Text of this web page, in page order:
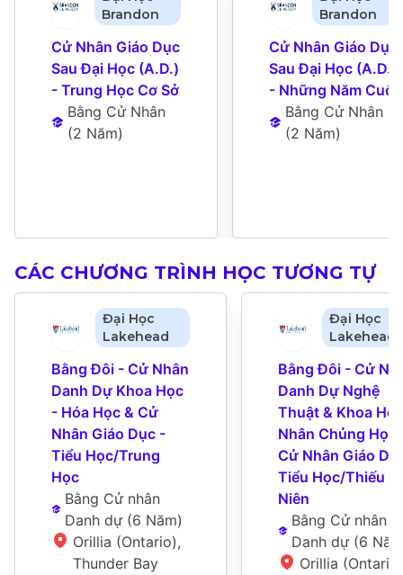
Brandon
Cử Nhân Giáo Dục
Sau Đại Học (A.D.)
- Trung Học Cơ Sở
Bằng Cử Nhân
(2 Năm)
Brandon
Cử Nhân Giáo Dục
Sau Đại Học (A.D.)
- Những Năm Cuối
Bằng Cử Nhân
(2 Năm)
CÁC CHƯƠNG TRÌNH HỌC TƯƠNG TỰ
Đại Học
Lakehead
Bằng Đôi - Cử Nhân
Danh Dự Khoa Học
- Hóa Học & Cử
Nhân Giáo Dục -
Tiểu Học/Trung
Học
Bằng Cử nhân
Danh dự (6 Năm)
Orillia (Ontario),
Thunder Bay
Đại Học
Lakehead
Bằng Đôi - Cử
Danh Dự Nghệ
Thuật & Khoa
Nhân Chủng Học
Cử Nhân Giáo
Tiểu Học/Thiếu
Niên
Bằng Cử nhân
Danh dự (6
Orillia (Ontario)